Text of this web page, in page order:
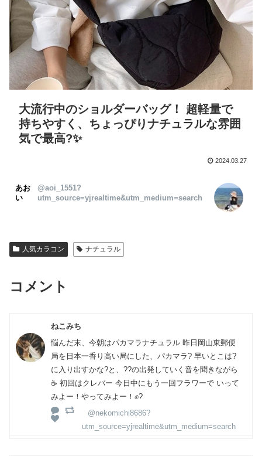
大流行中のショルダーバッグ！ 超軽量で
持ちやすく、ちょっぴりナチュラルな雰囲
気で最高?✨
2024.03.27
あお
い
@aoi_1551?
utm_source=yjrealtime&utm_medium=search
人気カラコン ナチュラル
コメント
ねこみち
悩んだ末、今朝はパカマラナチュラル 昨日岡山東郵便
局を日本一香り高い局にした、パカマラ? 早いとこは?
に入り出すかな?と、??️の出発していく音を聞きながら
☕️ 初回はクレバー 今日中にもう一回フラワーで いって
みよー！やってみよー！✊?
@nekomichi8686?
utm_source=yjrealtime&utm_medium=search